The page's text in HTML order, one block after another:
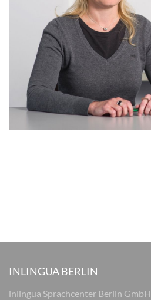
INLINGUA BERLIN
inlingua Sprachcenter Berlin GmbH